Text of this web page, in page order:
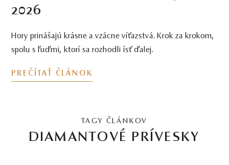
2026
Hory prinášajú krásne a vzácne víťazstvá. Krok za krokom,
spolu s ľuďmi, ktorí sa rozhodli ísť ďalej.
PREČÍTAŤ ČLÁNOK
TAGY ČLÁNKOV
DIAMANTOVÉ PRÍVESKY